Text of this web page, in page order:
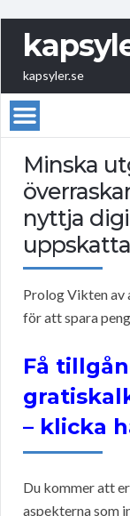
kapsyler.se
Minska
nyttja
Prolog Vikten
för att spara
Få
– klicka
Du kommer att
aspekterna som